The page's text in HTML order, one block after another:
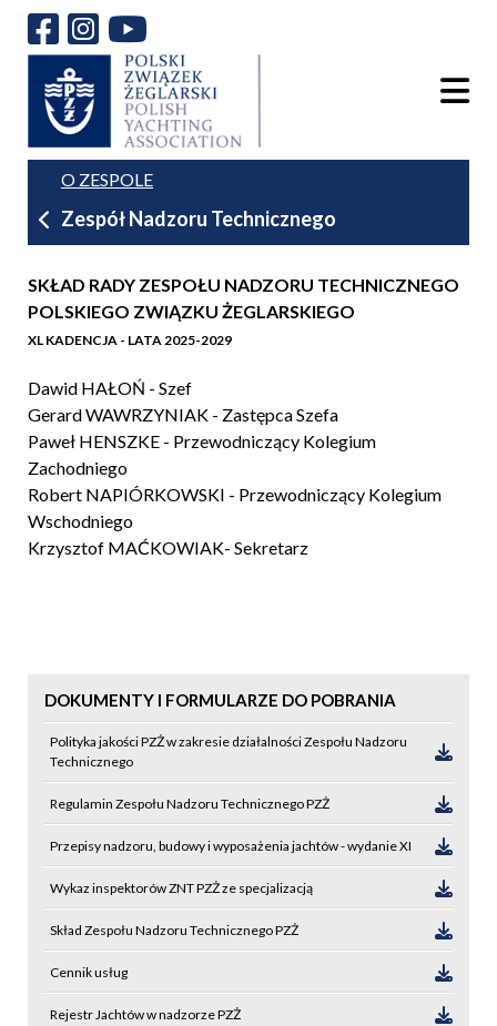
O ZESPOLE
Zespół Nadzoru Technicznego
SKŁAD RADY ZESPOŁU NADZORU TECHNICZNEGO
POLSKIEGO ZWIĄZKU ŻEGLARSKIEGO
XL KADENCJA - LATA 2025-2029
Dawid HAŁOŃ - Szef
Gerard WAWRZYNIAK - Zastępca Szefa
Paweł HENSZKE - Przewodniczący Kolegium
Zachodniego
Robert NAPIÓRKOWSKI - Przewodniczący Kolegium
Wschodniego
Krzysztof MAĆKOWIAK- Sekretarz
DOKUMENTY I FORMULARZE DO POBRANIA
Polityka jakości PZŻ w zakresie działalności Zespołu Nadzoru
Technicznego
Regulamin Zespołu Nadzoru Technicznego PZŻ
Przepisy nadzoru, budowy i wyposażenia jachtów - wydanie XI
Wykaz inspektorów ZNT PZŻ ze specjalizacją
Skład Zespołu Nadzoru Technicznego PZŻ
Cennik usług
Rejestr Jachtów w nadzorze PZŻ